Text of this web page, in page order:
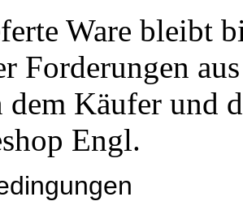
Ware bleibt
Forderungen
dem Käufer und
Engl.